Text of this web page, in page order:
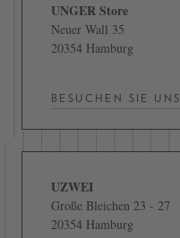
UNGER Store
Neuer Wall 35
20354 Hamburg
BESUCHEN SIE UNS
UZWEI
Große Bleichen 23 - 27
20354 Hamburg